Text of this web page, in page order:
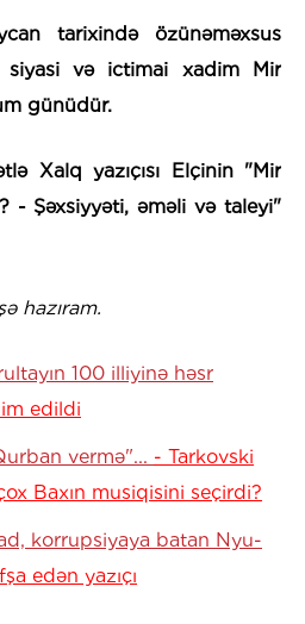
tarixində özünəməxsus
siyasi və ictimai xadim Mir
günüdür.
Xalq yazıçısı Elçinin "Mir
- Şəxsiyyəti, əməli və taleyi"
hazıram.
100 illiyinə həsr
edildi
vermə"... - Tarkovski
Baxın musiqisini seçirdi?
korrupsiyaya batan Nyu-
edən yazıçı